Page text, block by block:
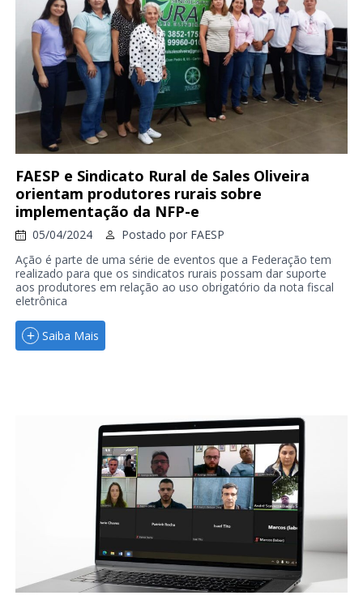
FAESP e Sindicato Rural de Sales Oliveira
orientam produtores rurais sobre
implementação da NFP-e
05/04/2024 Postado por FAESP
Ação é parte de uma série de eventos que a Federação tem
realizado para que os sindicatos rurais possam dar suporte
aos produtores em relação ao uso obrigatório da nota fiscal
eletrônica
Saiba Mais